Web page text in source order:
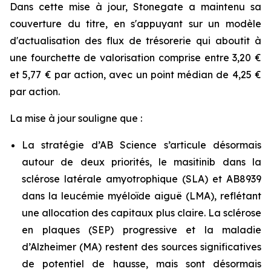
Dans cette mise à jour, Stonegate a maintenu sa
couverture du titre, en s'appuyant sur un modèle
d'actualisation des flux de trésorerie qui aboutit à
une fourchette de valorisation comprise entre 3,20 €
et 5,77 € par action, avec un point médian de 4,25 €
par action.
La mise à jour souligne que :
La stratégie d’AB Science s’articule désormais
autour de deux priorités, le masitinib dans la
sclérose latérale amyotrophique (SLA) et AB8939
dans la leucémie myéloïde aiguë (LMA), reflétant
une allocation des capitaux plus claire. La sclérose
en plaques (SEP) progressive et la maladie
d’Alzheimer (MA) restent des sources significatives
de potentiel de hausse, mais sont désormais